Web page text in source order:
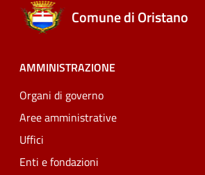
Comune di Oristano
AMMINISTRAZIONE
Organi di governo
Aree amministrative
Uffici
Enti e fondazioni